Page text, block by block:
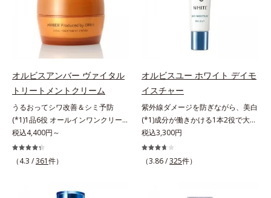
除く）*2 オルビス内スキンケアシ
リーズの保湿力*3 年齢に応じたお
手入れのこと*4 うるおいによる
*5 乾燥、ハリ・ツヤのなさ*6
乾燥による*7 保湿成分*8 ロニ
セラカエルレア果汁、ノバラエキス
配合＝うるおいを与えハリと透明感
に満ちた肌へ導く保湿成分*9 メマ
ツヨイグサ抽出液、スイカズラエキ
ス配合＝角層のすみずみまで水分・
油分を保ち、ハリ・ツヤを与える保
湿成分*10 気持ちのこと
オルビス内スキンケアシリーズの保
湿力*3 年齢に応じたお手入れのこ
と*4 角層まで*5 うるおいによ
る*6 乾燥、ハリ・ツヤのなさ
ロニセラカエルレア果汁、ノバラエ
キス配合＝うるおいを与えハリと透
明感に満ちた肌へ導く保湿成分
*10 メマツヨイグサ抽出液、スイ
カズラエキス配合＝角層のすみずみ
まで水分・油分を保ち、ハリ・ツヤ
を与える保湿成分*11 気持ちのこ
と
ろ、弾力感のない状態である「ハリ
のなさ」や、くすみ(*5)などが現れ
ている状態である「透明感のなさ」
が、大人の肌印象に大きな影響を与
えていることがわかりました。そこ
でオルビスユー ドットシリーズは
美容成分(*9)として「G.D.F.アクテ
ィベーター(*10)」を配合。そし
て、従来から配合している美白(*1)
有効成分「トラネキサム酸」を配合
しました。さらに、シリーズ共通の
美容成分「GLルートブースター
(*11)」を配合することで、肌のふ
くすみ(*6)などが現れている状態で
ある「透明感のなさ」が現れること
で大人の肌印象に大きな影響を与え
ていることが分かりました。そこで
容成分(*7)として「G.D.F.アクティ
ベーター(*8)」を配合。そして、従
来から配合している美白有効成分
「トラネキサム酸」を配合しまし
た。さらに、シリーズ共通の美容成
分(*7)「GLルートブースター(*9)」
を配合することで、肌のふっくら感
や透明感を叶えます。美白ケアしな
オルビスアンバー ヴァイタル
トリートメントクリーム
うるおってシワ改善＆シミ予防
(*1)1品6役 オールインワンクリー
ム。オルビスアンバーは、いつも⾃
然体で美しくありたいと願う⼤⼈世
代に寄り添うブランドです。年齢印
世代の肌に向き合い、手軽なお手入
税込4,400円～
（4.3 /361件）
オルビスユー ホワイト デイモ
イスチャー
紫外線ダメージを防ぎながら、美白
(*1)成分が働きかける1本2役で大人
の肌を守りぬく。若々しく透明感の
ある美肌を構成する要素と、年齢肌
(*2)のメラニン生成にアプローチし
ー」の理論を応用し、全方位的に肌
税込3,300円
（3.86 /325件）